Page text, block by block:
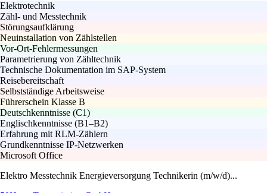
Elektrotechnik
Zähl- und Messtechnik
Störungsaufklärung
Neuinstallation von Zählstellen
Vor-Ort-Fehlermessungen
Parametrierung von Zähltechnik
Technische Dokumentation im SAP-System
Reisebereitschaft
Selbstständige Arbeitsweise
Führerschein Klasse B
Deutschkenntnisse (C1)
Englischkenntnisse (B1–B2)
Erfahrung mit RLM-Zählern
Grundkenntnisse IP-Netzwerken
Microsoft Office
Elektro Messtechnik Energieversorgung Technikerin (m/w/d)...